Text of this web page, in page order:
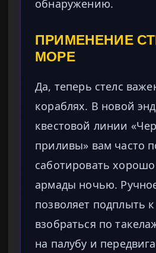
обнаружению.
ПРИМЕНЕНИЕ
МОРЕ
Да, теперь стелс
кораблях. В новой
квестовой линии
приливы» вам часто
саботировать
армады ночью.
позволяет подплыть
взобраться по
на палубу и